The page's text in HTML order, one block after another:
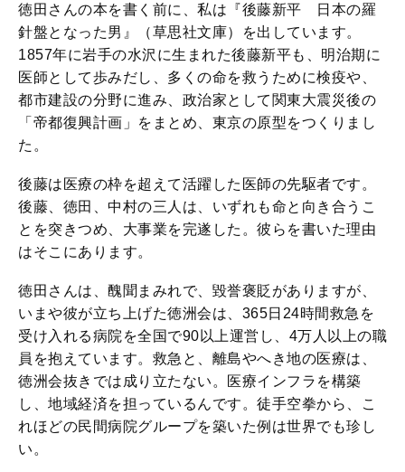
徳田さんの本を書く前に、私は『後藤新平 日本の羅
針盤となった男』（草思社文庫）を出しています。
1857年に岩手の水沢に生まれた後藤新平も、明治期に
医師として歩みだし、多くの命を救うために検疫や、
都市建設の分野に進み、政治家として関東大震災後の
「帝都復興計画」をまとめ、東京の原型をつくりまし
た。
後藤は医療の枠を超えて活躍した医師の先駆者です。
後藤、徳田、中村の三人は、いずれも命と向き合うこ
とを突きつめ、大事業を完遂した。彼らを書いた理由
はそこにあります。
徳田さんは、醜聞まみれで、毀誉褒貶がありますが、
いまや彼が立ち上げた徳洲会は、365日24時間救急を
受け入れる病院を全国で90以上運営し、4万人以上の職
員を抱えています。救急と、離島やへき地の医療は、
徳洲会抜きでは成り立たない。医療インフラを構築
し、地域経済を担っているんです。徒手空拳から、こ
れほどの民間病院グループを築いた例は世界でも珍し
い。